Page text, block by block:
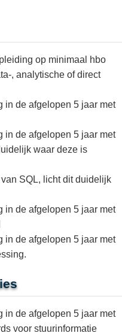
op minimaal hbo
, analytische of direct
in de afgelopen 5 jaar met
in de afgelopen 5 jaar met
waar deze is
SQL, licht dit duidelijk
in de afgelopen 5 jaar met
in de afgelopen 5 jaar met
in de afgelopen 5 jaar met
voor stuurinformatie